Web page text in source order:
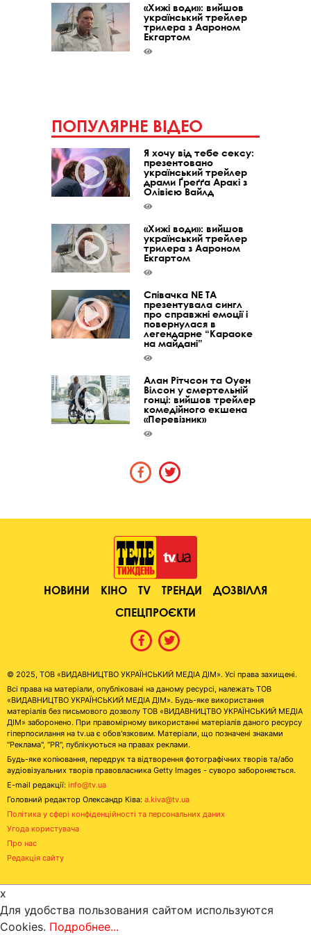
«Хижі води»: вийшов
український трейлер
трилера з Аароном
Екгартом
ПОПУЛЯРНЕ ВІДЕО
Я хочу від тебе сексу:
презентовано
український трейлер
драми Ґреґґа Аракі з
Олівією Вайлд
«Хижі води»: вийшов
український трейлер
трилера з Аароном
Екгартом
Співачка NE TA
презентувала сингл
про справжні емоції і
повернулася в
легендарне “Караоке
на майдані”
Алан Рітчсон та Оуен
Вілсон у смертельній
гонці: вийшов трейлер
комедійного екшена
«Перевізник»
НОВИНИ КІНО TV ТРЕНДИ
ДОЗВІЛЛЯ
СПЕЦПРОЄКТИ
© 2025, ТОВ «ВИДАВНИЦТВО УКРАЇНСЬКИЙ МЕДІА ДІМ». Усі права захищені.
Всі права на матеріали, опубліковані на даному ресурсі, належать ТОВ
«ВИДАВНИЦТВО УКРАЇНСЬКИЙ МЕДІА ДІМ». Будь-яке використання
матеріалів без письмового дозволу ТОВ «ВИДАВНИЦТВО УКРАЇНСЬКИЙ МЕДІА
ДІМ» заборонено. При правомірному використанні матеріалів даного ресурсу
гіперпосилання на tv.ua є обов'язковим. Матеріали, що позначені знаками
"Реклама", "PR", публікуються на правах реклами.
Будь-яке копіювання, передрук та відтворення фотографічних творів та/або
аудіовізуальних творів правовласника Getty Images - суворо забороняється.
E-mail редакції: info@tv.ua
Головний редактор Олександр Ківа: a.kiva@tv.ua
Політика у сфері конфіденційності та персональних даних
Угода користувача
Про нас
Редакція сайту
x
Для удобства пользования сайтом используются
Cookies. Подробнее...